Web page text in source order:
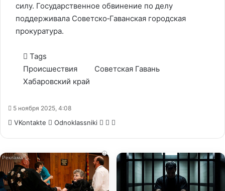
силу. Государственное обвинение по делу
поддерживала Советско‑Гаванская городская
прокуратура.
Tags
Происшествия
Советская Гавань
Хабаровский край
5 ноября 2025, 4:08
VKontakte Odnoklassniki WhatsApp
Telegram
i